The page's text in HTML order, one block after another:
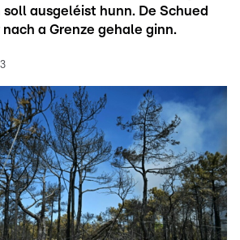
ausgeléist hunn. De Schued
a Grenze gehale ginn.